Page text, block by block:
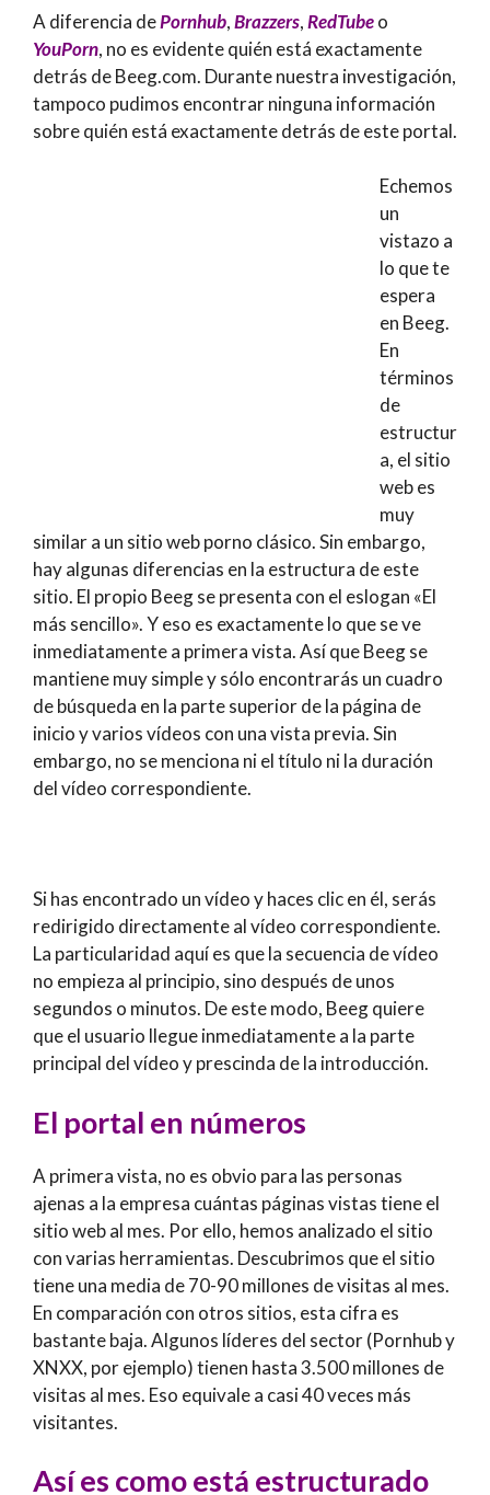
A diferencia dePornhub,Brazzers,RedTubeo
YouPorn, no es evidente quién está exactamente
detrás de Beeg.com. Durante nuestra investigación,
tampoco pudimos encontrar ninguna información
sobre quién está exactamente detrás de este portal.
Echemos
un
vistazo a
lo que te
espera
en Beeg.
En
términos
de
estructur
a, el sitio
web es
muy
similar a un sitio web porno clásico. Sin embargo,
hay algunas diferencias en la estructura de este
sitio. El propio Beeg se presenta con el eslogan «El
más sencillo». Y eso es exactamente lo que se ve
inmediatamente a primera vista. Así que Beeg se
mantiene muy simple y sólo encontrarás un cuadro
de búsqueda en la parte superior de la página de
inicio y varios vídeos con una vista previa. Sin
embargo, no se menciona ni el título ni la duración
del vídeo correspondiente.
Si has encontrado un vídeo y haces clic en él, serás
redirigido directamente al vídeo correspondiente.
La particularidad aquí es que la secuencia de vídeo
no empieza al principio, sino después de unos
segundos o minutos. De este modo, Beeg quiere
que el usuario llegue inmediatamente a la parte
principal del vídeo y prescinda de la introducción.
El portal en números
A primera vista, no es obvio para las personas
ajenas a la empresa cuántas páginas vistas tiene el
sitio web al mes. Por ello, hemos analizado el sitio
con varias herramientas. Descubrimos que el sitio
tiene una media de 70-90 millones de visitas al mes.
En comparación con otros sitios, esta cifra es
bastante baja. Algunos líderes del sector (Pornhub y
XNXX, por ejemplo) tienen hasta 3.500 millones de
visitas al mes. Eso equivale a casi 40 veces más
visitantes.
Así es como está estructurado